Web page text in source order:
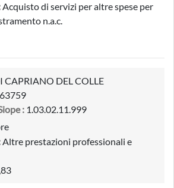
Acquisto di servizi per altre spese per
n.a.c.
CAPRIANO DEL COLLE
: 1.03.02.11.999
Altre prestazioni professionali e